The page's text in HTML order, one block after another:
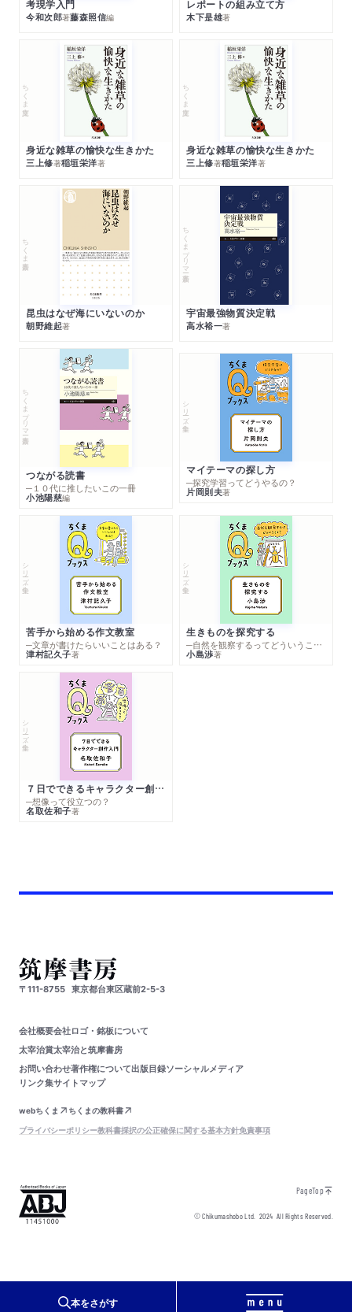
本をさがす
考現学入門
今和次郎著藤森照信編
レポートの組み立て方
木下是雄著
ちくま文庫
身近な雑草の愉快な生きかた
三上修著稲垣栄洋著
ちくま文庫
身近な雑草の愉快な生きかた
三上修著稲垣栄洋著
ちくま新書
昆虫はなぜ海にいないのか
朝野維起著
ちくまプリマー新書
宇宙最強物質決定戦
高水裕一著
ちくまプリマー新書
つながる読書
─１０代に推したいこの一冊
小池陽慈編
シリーズ・全集
マイテーマの探し方
─探究学習ってどうやるの？
片岡則夫著
シリーズ・全集
苦手から始める作文教室
─文章が書けたらいいことはある？
津村記久子著
シリーズ・全集
生きものを探究する
─自然を観察するってどういうこと？
小島渉著
シリーズ・全集
７日でできるキャラクター創作入門
─想像って役立つの？
名取佐和子著
〒111-8755 東京都台東区蔵前2-5-3
会社概要会社ロゴ・銘板について
太宰治賞太宰治と筑摩書房
お問い合わせ著作権について出版目録ソーシャルメディア
リンク集サイトマップ
webちくま
ちくまの教科書
プライバシーポリシー教科書採択の公正確保に関する基本方針免責事項
PageTop
© Chikumashobo Ltd.2024 All Rights Reserved.